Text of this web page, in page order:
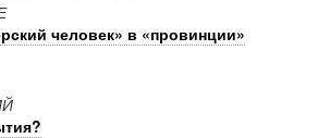
человек» в «провинции»